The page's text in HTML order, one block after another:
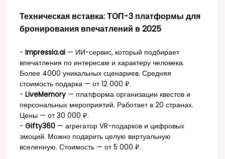
Техническая вставка: ТОП-3 платформы для
бронирования впечатлений в 2025
-Impressia.ai — ИИ-сервис, который подбирает
впечатления по интересам и характеру человека.
Более 4000 уникальных сценариев. Средняя
стоимость подарка — от 12 000 ₽.
-LiveMemory — платформа организации квестов и
персональных мероприятий. Работает в 20 странах.
Цены — от 30 000 ₽.
-Gifty360 — агрегатор VR-подарков и цифровых
эмоций. Можно подарить целую виртуальную
вселенную. Стоимость — от 5 000 ₽.